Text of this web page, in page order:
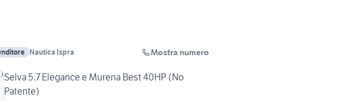
Nautica Ispra Mostra numero
Selva 5.7 Elegance e Murena Best 40HP (No
Patente)